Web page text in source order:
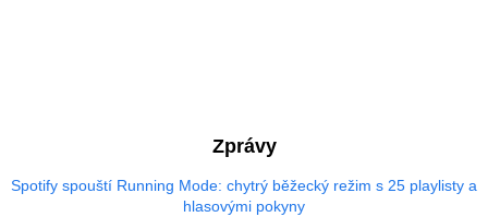
Zprávy
Spotify spouští Running Mode: chytrý běžecký režim s 25 playlisty a
hlasovými pokyny